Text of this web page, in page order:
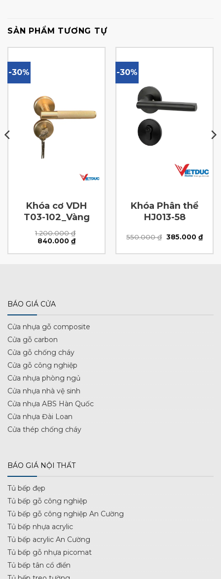
SẢN PHẨM TƯƠNG TỰ
-30%
Khóa cơ VDH
T03-102_Vàng
1.200.000₫
Giá
là:
840.000 ₫Giá
tại
-30%
Khóa Phân thể
HJ013-58
550.000₫ Giá
là:
385.000 ₫Giá
tại
BÁO GIÁ CỬA
Cửa nhựa gỗ composite
Cửa gỗ carbon
Cửa gỗ chống cháy
Cửa gỗ công nghiệp
Cửa nhựa phòng ngủ
Cửa nhựa nhà vệ sinh
Cửa nhựa ABS Hàn Quốc
Cửa nhựa Đài Loan
Cửa thép chống cháy
BÁO GIÁ NỘI THẤT
Tủ bếp đẹp
Tủ bếp gỗ công nghiệp
Tủ bếp gỗ công nghiệp An Cường
Tủ bếp nhựa acrylic
Tủ bếp acrylic An Cường
Tủ bếp gỗ nhựa picomat
Tủ bếp tân cổ điển